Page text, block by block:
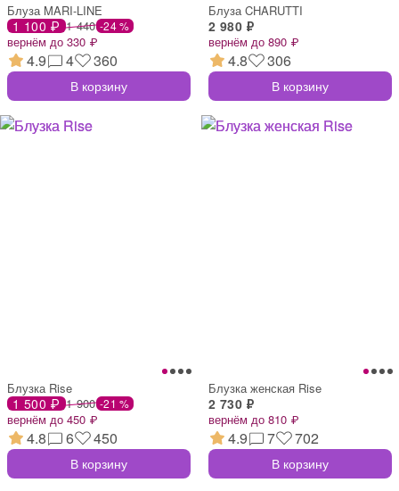
Блуза MARI-LINE
1 100 ₽ 1 440 -24 %
вернём до 330 ₽
4.9 4 360
В корзину
Блуза CHARUTTI
2 980 ₽
вернём до 890 ₽
4.8 306
В корзину
Блузка Rise
1 500 ₽ 1 900 -21 %
вернём до 450 ₽
4.8 6 450
В корзину
Блузка женская Rise
2 730 ₽
вернём до 810 ₽
4.9 7 702
В корзину